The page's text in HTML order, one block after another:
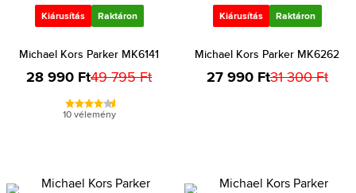
Kiárusítás Raktáron
Michael Kors Parker MK6141
28 990 Ft49 795 Ft
10 vélemény
Kiárusítás Raktáron
Michael Kors Parker MK6262
27 990 Ft31 300 Ft